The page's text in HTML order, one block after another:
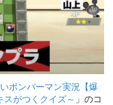
ボンバーマン実況【爆
スがつくクイズ～ 」のコ